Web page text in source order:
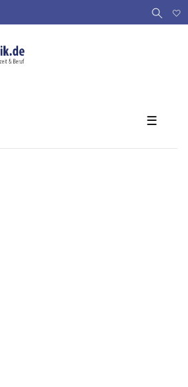
☰